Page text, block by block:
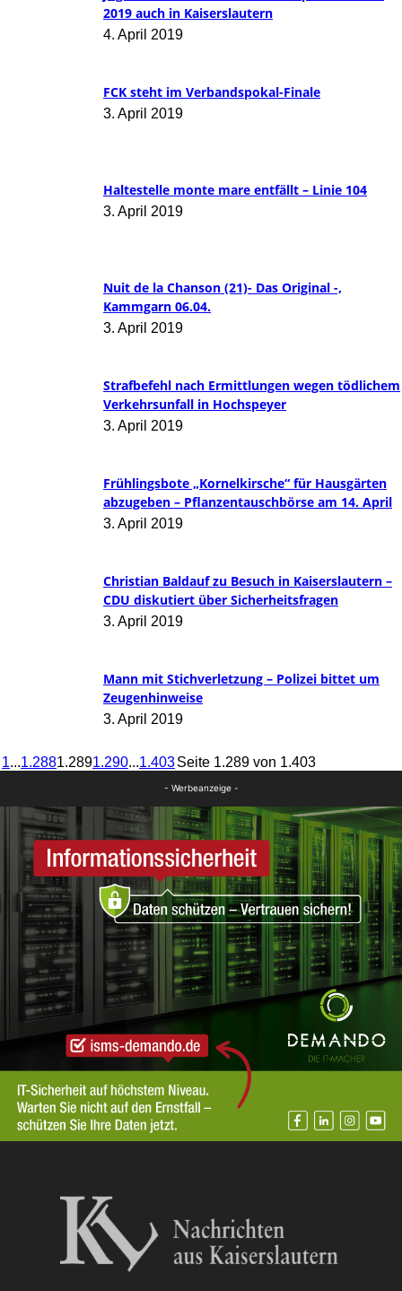
2019 auch in Kaiserslautern
4. April 2019
FCK steht im Verbandspokal-Finale
3. April 2019
Haltestelle monte mare entfällt – Linie 104
3. April 2019
Nuit de la Chanson (21)- Das Original -,
Kammgarn 06.04.
3. April 2019
Strafbefehl nach Ermittlungen wegen tödlichem
Verkehrsunfall in Hochspeyer
3. April 2019
Frühlingsbote „Kornelkirsche“ für Hausgärten
abzugeben – Pflanzentauschbörse am 14. April
3. April 2019
Christian Baldauf zu Besuch in Kaiserslautern –
CDU diskutiert über Sicherheitsfragen
3. April 2019
Mann mit Stichverletzung – Polizei bittet um
Zeugenhinweise
3. April 2019
1...1.2881.2891.290...1.403Seite 1.289 von 1.403
- Werbeanzeige -